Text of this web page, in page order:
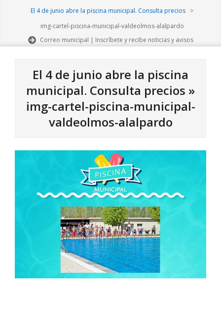
El 4 de junio abre la piscina municipal. Consulta precios >
img-cartel-piscina-municipal-valdeolmos-alalpardo
Correo municipal | Inscríbete y recibe noticias y avisos
El 4 de junio abre la piscina
municipal. Consulta precios »
img-cartel-piscina-municipal-
valdeolmos-alalpardo